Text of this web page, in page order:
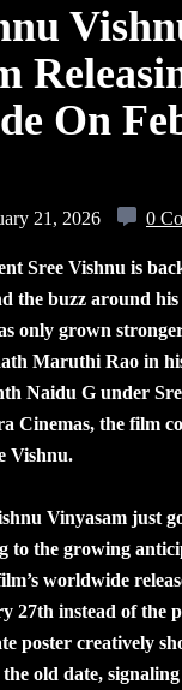
On
21, 2026 0
Sree Vishnu is
the buzz around
only grown
Maruthi Rao in
Naidu G under
Cinemas, the film
Vishnu.
Vinyasam just
to the growing
worldwide
27th instead of the
poster creatively
old date,